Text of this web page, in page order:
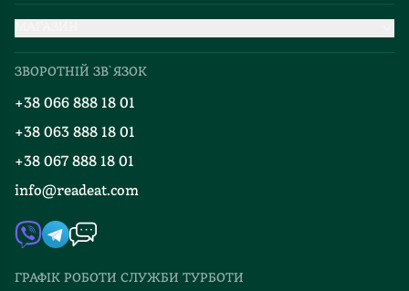
Про нас
Добірки
Блог
Події
Книгарні
Контакти
Автори
Видавництва
Відгуки та оцінка RDT
ЗВОРОТНІЙ ЗВ`ЯЗОК
+38 066 888 18 01
+38 063 888 18 01
+38 067 888 18 01
info@readeat.com
ГРАФІК РОБОТИ СЛУЖБИ ТУРБОТИ